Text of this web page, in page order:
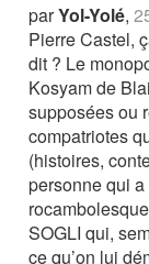
parYol-Yolé,
Pierre Castel,
dit ? Le
Kosyam de
supposées ou
compatriotes
(histoires,
personne qui
SOGLI qui,
ce qu’on lui